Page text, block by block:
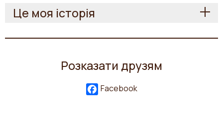
Це моя історія
Розказати друзям
Facebook